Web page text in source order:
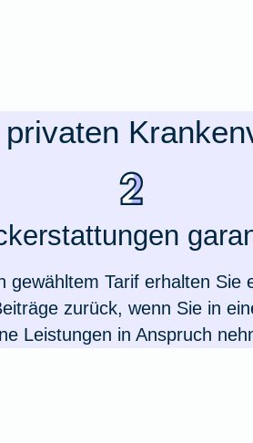
gewähltem Tarif erhalten Sie
zurück, wenn Sie in
Leistungen in Anspruch